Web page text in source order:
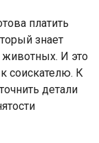
платить
знает
животных. И это
соискателю. К
детали